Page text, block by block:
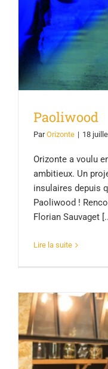
Paoliwood
ParOrizonte | 18
Orizonte a voulu
ambitieux. Un
insulaires depuis
Paoliwood !
Florian Sauvaget
Lire la suite